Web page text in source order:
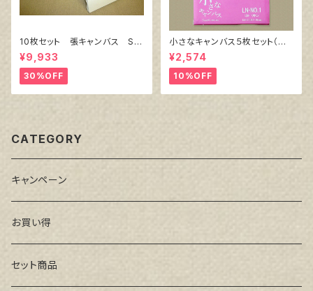
10枚セット 張キャンバス Sn
owWhite SPC（綿・ポリエステ
ル）F8 455㎜×380㎜
¥9,933
30%OFF
小さなキャンバス５枚セット（麻
キャンバス裏面張り）
¥2,574
10%OFF
CATEGORY
キャンペーン
お買い得
セット商品